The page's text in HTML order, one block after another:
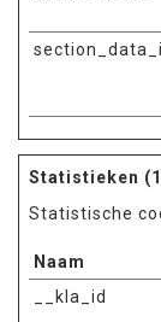
Statistieken
Statistische
Naam
__kla_id